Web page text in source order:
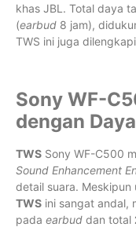
khas JBL. Total daya
(earbud 8 jam),
TWS ini juga
Sony WF-
dengan
TWS Sony WF-C500
Sound Enhancement
detail suara.
TWS ini sangat andal,
pada earbud dan total